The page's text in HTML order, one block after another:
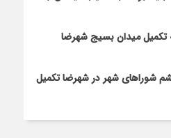
به تکمیل میدان بسیج شهرضا
شوراهای شهر در شهرضا تکمیل